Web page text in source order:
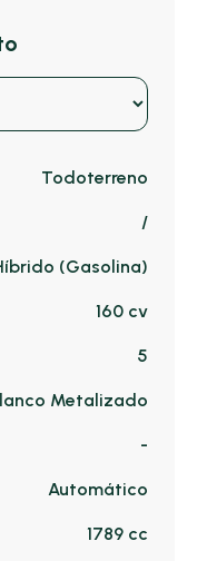
Todoterreno
/
(Gasolina)
160 cv
5
Metalizado
-
Automático
1789 cc